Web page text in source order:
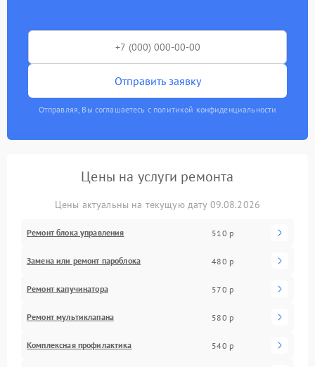
Отправить заявку
Отправляя, Вы соглашаетесь с политикой конфиденциальности
Цены на услуги ремонта
Цены актуальны на текущую дату 09.08.2026
Ремонт блока управления 510 р
Замена или ремонт пароблока 480 р
Ремонт капучинатора 570 р
Ремонт мультиклапана 580 р
Комплексная профилактика 540 р